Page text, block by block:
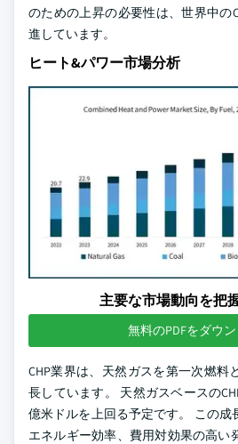
のための上昇の必要性は、世界中の
進しています。
ヒート&パワー市場分析
主要な市場動向を把
無料のPDFをダウ
CHP業界は、天然ガスを第一次燃料
長しています。 天然ガスベースの
億米ドルを上回る予定です。 この成
エネルギー効率、費用対効果の高い